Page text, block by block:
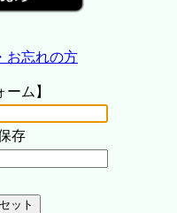
お忘れの方
ーム】
存